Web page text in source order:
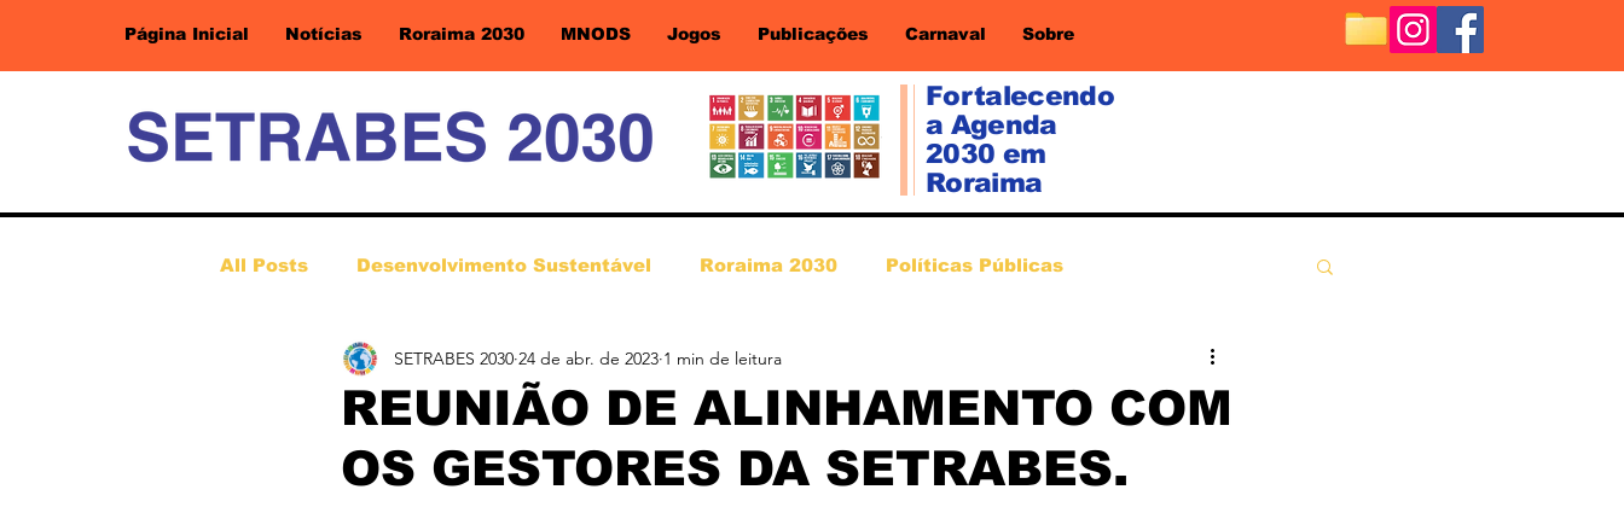
Página Inicial Notícias Roraima 2030 MNODS Jogos Publicações Carnaval Sobre
Fortalecendo
a Agenda
2030 em
Roraima
All Posts Desenvolvimento Sustentável Roraima 2030 Políticas Públicas
REUNIÃO DE ALINHAMENTO COM
OS GESTORES DA SETRABES.
SETRABES 2030 24 de abr. de 2023 1 min de leitura